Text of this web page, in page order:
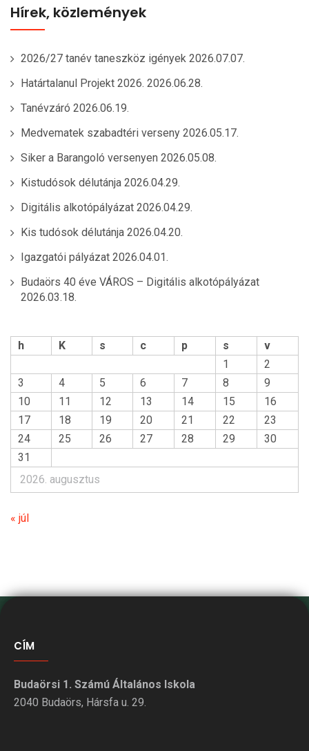
Hírek, közlemények
2026/27 tanév taneszköz igények 2026.07.07.
Határtalanul Projekt 2026. 2026.06.28.
Tanévzáró 2026.06.19.
Medvematek szabadtéri verseny 2026.05.17.
Siker a Barangoló versenyen 2026.05.08.
Kistudósok délutánja 2026.04.29.
Digitális alkotópályázat 2026.04.29.
Kis tudósok délutánja 2026.04.20.
Igazgatói pályázat 2026.04.01.
Budaörs 40 éve VÁROS – Digitális alkotópályázat
2026.03.18.
2026. augusztus
h K s c p s
v
1
2
3
4 5 6 7 8
9
10
11 12 13 14 15
16
17
18 19 20 21 22
23
24
25 26 27 28 29
30
31
« júl
CÍM
Budaörsi 1. Számú Általános Iskola
2040 Budaörs, Hársfa u. 29.